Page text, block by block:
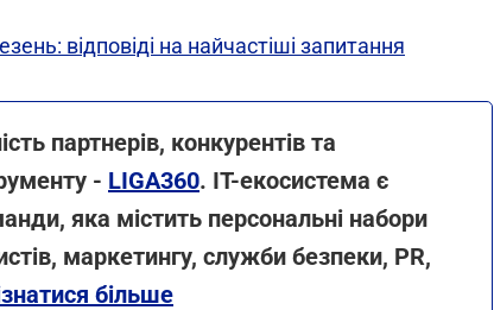
відповіді на найчастіші запитання
партнерів, конкурентів та
- LIGA360. IT-екосистема є
яка містить персональні набори
маркетингу, служби безпеки, PR,
більше